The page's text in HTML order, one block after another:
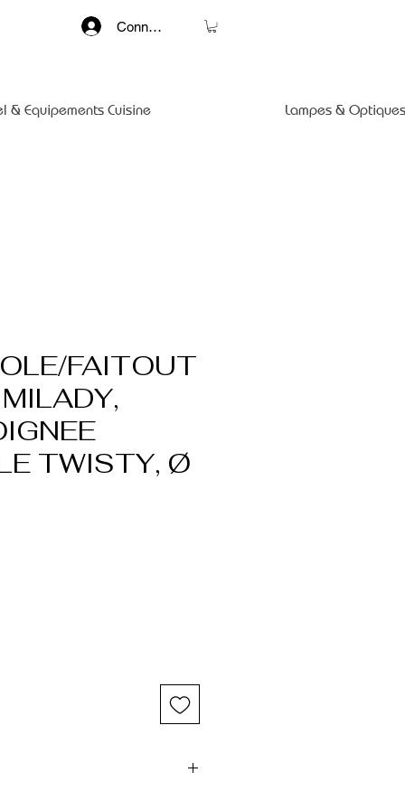
Connexion
& Equipements Cuisine Lampes &
FAITOUT
TWISTY, Ø